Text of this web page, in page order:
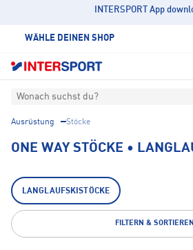
INTERSPORT App
WÄHLE DEINEN SHOP
Wonach suchst du?
Ausrüstung Stöcke
ONE WAY STÖCKE •
LANGLAUFSKISTÖCKE
FILTERN & SORTIEREN